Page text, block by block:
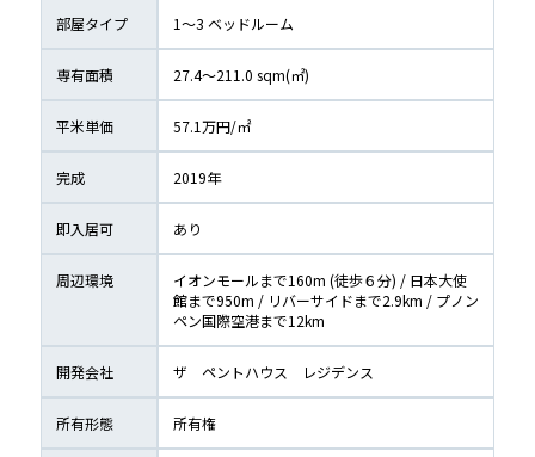
部屋タイプ 1〜3 ベッドルーム
専有面積 27.4〜211.0 sqm(㎡)
平米単価 57.1万円/㎡
完成 2019年
即入居可 あり
周辺環境
イオンモールまで160m (徒歩６分) / 日本大使
館まで950m / リバーサイドまで2.9km / プノン
ペン国際空港まで12km
開発会社 ザ　ペントハウス　レジデンス
所有形態 所有権